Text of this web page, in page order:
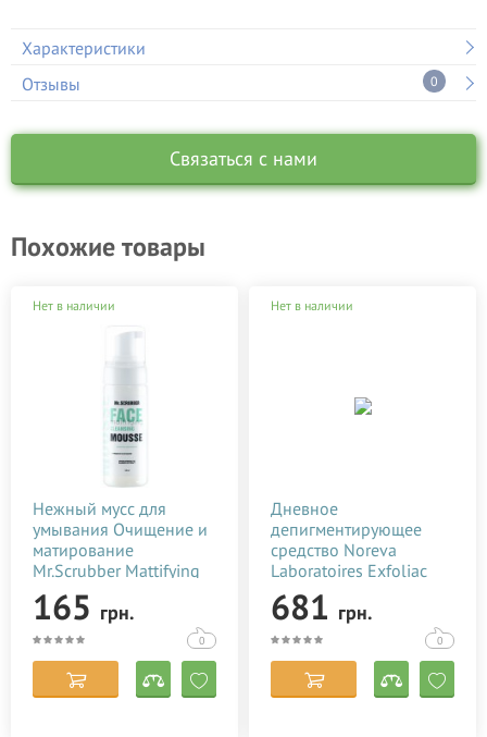
Характеристики
Отзывы
0
Связаться с нами
Похожие товары
Нет в наличии
Нежный мусс для
умывания Очищение и
матирование
Mr.Scrubber Mattifying
Cleansing Mousse 150
мл
165 грн.
0
Нет в наличии
Дневное
депигментирующее
средство Noreva
Laboratoires Exfoliac
Trio White Dey-time
Depigmenting Care 30
мл
681 грн.
0